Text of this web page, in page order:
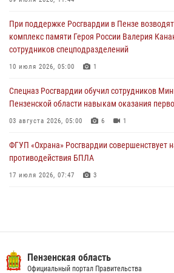
В Пензе при силовой поддержке Росгвардии
деятельность ОПГ, маскировавшейся под
(видео)
При поддержке Росгвардии в Пензе
комплекс памяти Героя России Валерия
сотрудников спецподразделений
10 июля 2026, 05:00 1
Спецназ Росгвардии обучил сотрудников
Пензенской области навыкам оказания
03 августа 2026, 05:00 6 1
ФГУП «Охрана» Росгвардии совершенствует
противодействия БПЛА
17 июля 2026, 07:47 3
Пензенский спецназ Росгвардии готовит
этапу «Зарницы 2.0» (видео)
Пензенская область
Официальный портал Правительства